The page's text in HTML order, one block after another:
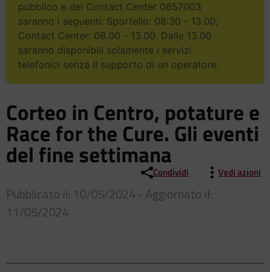
pubblico e del Contact Center 0657003
saranno i seguenti: Sportello: 08:30 - 13.00;
Contact Center: 08.00 - 13.00. Dalle 13.00
saranno disponibili solamente i servizi
telefonici senza il supporto di un operatore.
Corteo in Centro, potature e
Race for the Cure. Gli eventi
del fine settimana
Condividi Vedi azioni
Pubblicato il: 10/05/2024 - Aggiornato il:
11/05/2024